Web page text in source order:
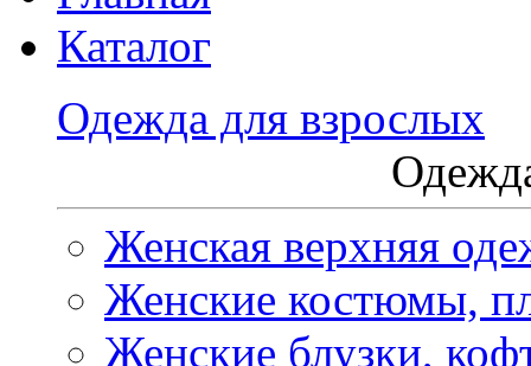
Каталог
Одежда для взрослых
Женская верхняя
Женские костюмы,
Женские блузки,